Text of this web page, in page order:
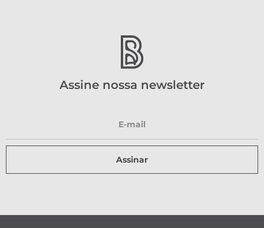
Assine nossa newsletter
Assinar